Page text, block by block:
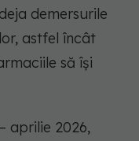
demersurile
astfel încât
să își
aprilie 2026,